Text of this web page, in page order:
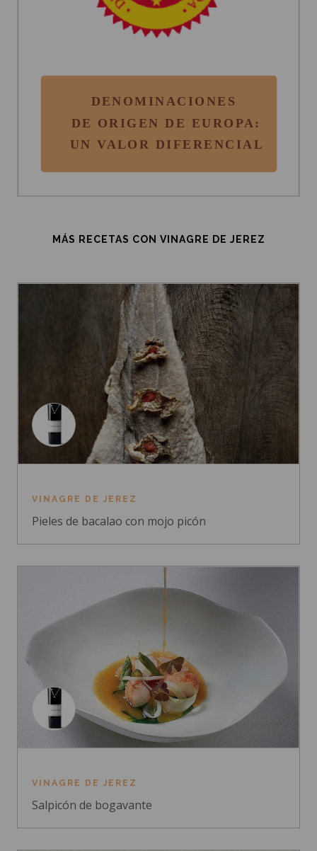
MÁS RECETAS CON VINAGRE DE JEREZ
VINAGRE DE JEREZ
Pieles de bacalao con mojo picón
VINAGRE DE JEREZ
Salpicón de bogavante